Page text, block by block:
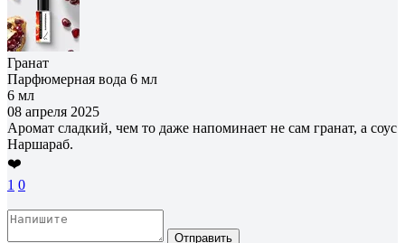
Гранат
Парфюмерная вода 6 мл
6 мл
08 апреля 2025
Аромат сладкий, чем то даже напоминает не сам гранат, а соус
Наршараб.
❤️
1 0
Отправить